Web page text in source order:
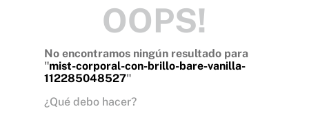
OOPS!
No encontramos ningún resultado para
"mist-corporal-con-brillo-bare-vanilla-
112285048527"
¿Qué debo hacer?